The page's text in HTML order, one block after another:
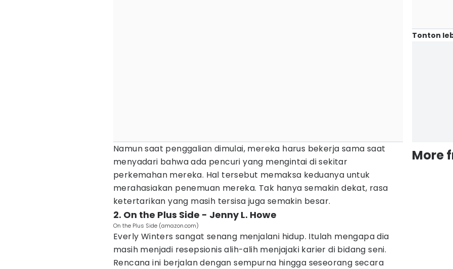
Namun saat penggalian dimulai, mereka harus bekerja sama saat
menyadari bahwa ada pencuri yang mengintai di sekitar
perkemahan mereka. Hal tersebut memaksa keduanya untuk
merahasiakan penemuan mereka. Tak hanya semakin dekat, rasa
ketertarikan yang masih tersisa juga semakin besar.
2. On the Plus Side - Jenny L. Howe
On the Plus Side (amazon.com)
Everly Winters sangat senang menjalani hidup. Itulah mengapa dia
masih menjadi resepsionis alih-alih menjajaki karier di bidang seni.
Rencana ini berjalan dengan sempurna hingga seseorang secara
Tonton
More